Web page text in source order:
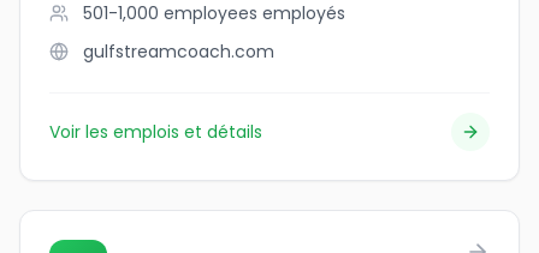
501-1,000 employees employés
gulfstreamcoach.com
Voir les emplois et détails